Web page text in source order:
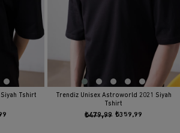
Tshirt
Trendiz Unisex Astroworld 2021 Siyah
Tshirt
₺359,99
₺479,99